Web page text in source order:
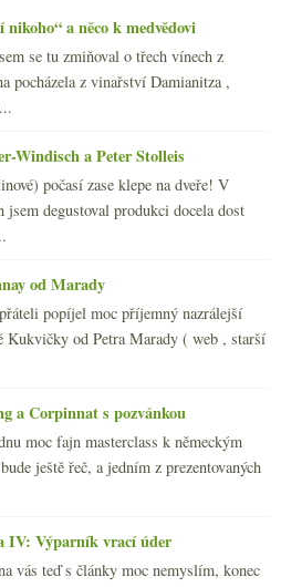
nikoho“ a něco k medvědovi
se tu zmiňoval o třech vínech z
pocházela z vinařství Damianitza ,
Windisch a Peter Stolleis
počasí zase klepe na dveře! V
jsem degustoval produkci docela dost
od Marady
popíjel moc příjemný nazrálejší
Kukvičky od Petra Marady ( web , starší
a Corpinnat s pozvánkou
moc fajn masterclass k německým
ještě řeč, a jedním z prezentovaných
IV: Výparník vrací úder
vás teď s články moc nemyslím, konec